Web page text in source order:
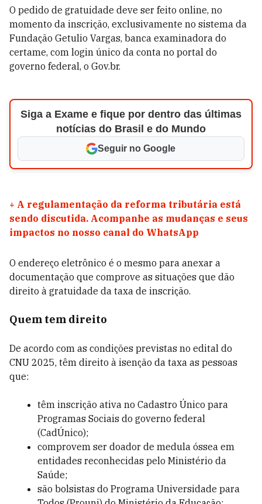
O pedido de gratuidade deve ser feito online, no
momento da inscrição, exclusivamente no sistema da
Fundação Getulio Vargas, banca examinadora do
certame, com login único da conta no portal do
governo federal, o Gov.br.
Siga a Exame e fique por dentro das últimas
notícias do Brasil e do Mundo
Seguir no Google
+ A regulamentação da reforma tributária está
sendo discutida. Acompanhe as mudanças e seus
impactos no nosso canal do WhatsApp
O endereço eletrônico é o mesmo para anexar a
documentação que comprove as situações que dão
direito à gratuidade da taxa de inscrição.
Quem tem direito
De acordo com as condições previstas no edital do
CNU 2025, têm direito à isenção da taxa as pessoas
que:
têm inscrição ativa no Cadastro Único para
Programas Sociais do governo federal
(CadÚnico);
comprovem ser doador de medula óssea em
entidades reconhecidas pelo Ministério da
Saúde;
são bolsistas do Programa Universidade para